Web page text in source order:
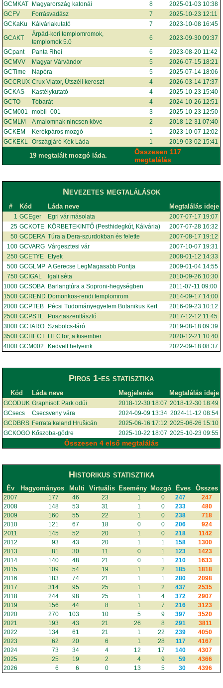
GCMKAT Magyarország katonái 8
2025-01-03 10:38
GCFV
Forrásvadász 7
2025-10-23 12:11
GCKaKu
Kálváriakutató 7
2023-10-08 16:45
GCAKT
Árpád-kori templomromok,
templomok 5.0
6
2023-09-30 09:37
GCpant
Panta Rhei 6
2023-08-20 11:42
GCMVV
Magyar Várvándor 5
2026-07-15 18:21
GCTime
Napóra 5
2025-07-14 18:06
GCCRUX Crux Viator, Útszéli kereszt 4
2026-03-14 17:37
GCKAS
Kastélykutató 4
2025-10-23 15:40
GCTO
Tóbarát 4
2024-10-26 12:51
GCM001
mobil_001 3
2025-10-23 12:50
GCMLM
A malomnak nincsen köve 2
2018-12-31 07:40
GCKEM
Kerékpáros mozgó 1
2023-10-07 12:02
GCKEKL
Országjáró Kék Láda 1 2019-03-02 15:41
19 megtalált mozgó láda.
Összesen 117
megtalálás
Nevezetes megtalálások
# Kód Láda neve Megtalálás ideje
1 GCEger Egri vár másolata
2007-07-17 19:07
25 GCKOTE KÖRBETEKINTŐ (Pesthidegkút, Kálvária)
2007-07-28 16:32
50 GCDERA Túra a Dera-szurdokban és felette
2007-08-17 19:12
100 GCVARG Várgesztesi vár
2007-10-07 19:31
250 GCETYE Etyek
2008-01-12 14:33
500 GCGLMP A Gerecse LegMagasabb Pontja
2009-01-04 14:55
750 GCIGAL Igali séta
2010-09-26 10:30
1000 GCSOBA Barlangtúra a Soproni-hegységben
2011-07-11 09:00
1500 GCREND Domonkos-rendi templomrom
2014-09-17 14:00
2000 GCPTEB Pécsi Tudományegyetem Botanikus Kert
2016-09-23 10:12
2500 GCPSTL Pusztaszentlászló
2017-12-12 11:45
3000 GCTARO Szabolcs-táró
2019-08-18 09:39
3500 GCHECT HECTor, a kisember
2020-12-21 10:40
4000 GCM002 Kedvelt helyeink 2022-09-18 08:37
Piros 1-es statisztika
Kód Láda neve Megjelenés Megtalálás ideje
GCODUK Graphisoft Park odúi 2018-12-30 18:07 2018-12-30 18:49
GCsecs
Csecsveny vára 2024-09-09 13:34 2024-11-12 08:54
GCDBRS Ferrata kaland Hrušicán 2025-06-16 17:12 2025-06-26 15:10
GCKOGO Kőszoba-gödre 2025-10-22 18:07 2025-10-23 09:55
Összesen 4 első megtalálás
Historikus statisztika
Év Hagyományos Multi Virtuális Esemény Mozgó Éves Összes
2007 177 46 23 1 0 247
247
2008
148 53 31 1 0 233
480
2009
160 55 22 1 0 238
718
2010
121 67 18 0 0 206
924
2011
145 52 20 1 0 218
1142
2012
93 43 20 1 1 158
1300
2013
81 30 11 0 1 123
1423
2014
140 48 21 0 1 210
1633
2015
109 54 19 1 2 185
1818
2016
183 74 21 1 1 280
2098
2017
314 95 25 1 2 437
2535
2018
244 98 25 1 4 372
2907
2019
156 44 8 1 7 216
3123
2020
270 103 10 5 9 397
3520
2021
193 43 21 26 8 291
3811
2022
134 61 21 1 22 239
4050
2023
62 20 6 1 28 117
4167
2024
73 34 4 12 17 140
4307
2025
25 19 2 4 9 59
4366
2026
6 6 0 13 5 30 4396